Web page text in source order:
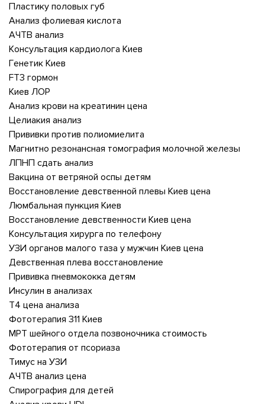
Пластику половых губ
Анализ фолиевая кислота
АЧТВ анализ
Консультация кардиолога Киев
Генетик Киев
FT3 гормон
Киев ЛОР
Анализ крови на креатинин цена
Целиакия анализ
Прививки против полиомиелита
Магнитно резонансная томография молочной железы
ЛПНП сдать анализ
Вакцина от ветряной оспы детям
Восстановление девственной плевы Киев цена
Люмбальная пункция Киев
Восстановление девственности Киев цена
Консультация хирурга по телефону
УЗИ органов малого таза у мужчин Киев цена
Девственная плева восстановление
Прививка пневмококка детям
Инсулин в анализах
Т4 цена анализа
Фототерапия 311 Киев
МРТ шейного отдела позвоночника стоимость
Фототерапия от псориаза
Тимус на УЗИ
АЧТВ анализ цена
Спирография для детей